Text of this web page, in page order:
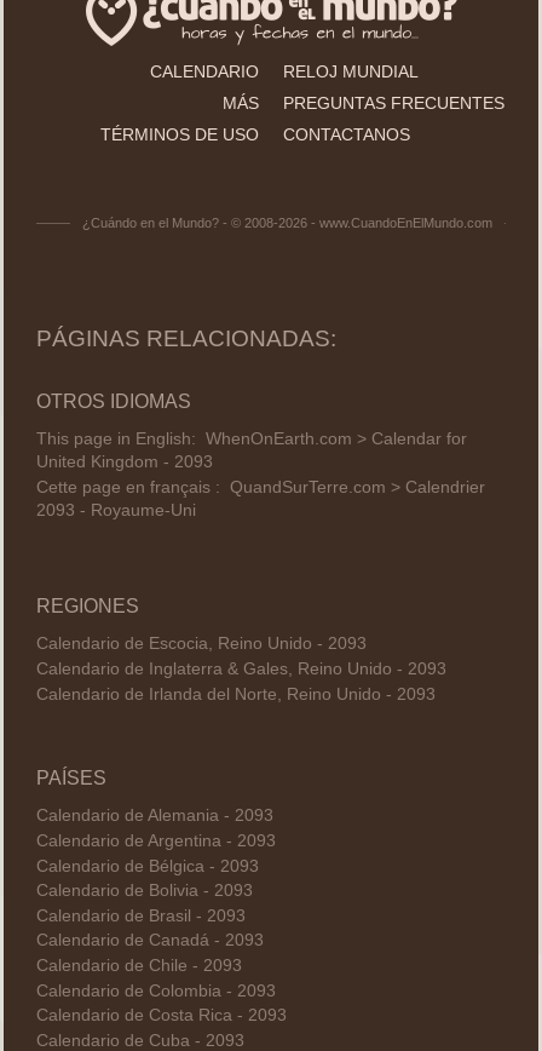
CALENDARIO
RELOJ MUNDIAL
MÁS
PREGUNTAS FRECUENTES
TÉRMINOS DE USO
CONTACTANOS
¿Cuándo en el Mundo? - © 2008-2026 - www.CuandoEnElMundo.com
PÁGINAS RELACIONADAS:
OTROS IDIOMAS
This page in English: WhenOnEarth.com > Calendar for
United Kingdom - 2093
Cette page en français : QuandSurTerre.com > Calendrier
2093 - Royaume-Uni
REGIONES
Calendario de Escocia, Reino Unido - 2093
Calendario de Inglaterra & Gales, Reino Unido - 2093
Calendario de Irlanda del Norte, Reino Unido - 2093
PAÍSES
Calendario de Alemania - 2093
Calendario de Argentina - 2093
Calendario de Bélgica - 2093
Calendario de Bolivia - 2093
Calendario de Brasil - 2093
Calendario de Canadá - 2093
Calendario de Chile - 2093
Calendario de Colombia - 2093
Calendario de Costa Rica - 2093
Calendario de Cuba - 2093